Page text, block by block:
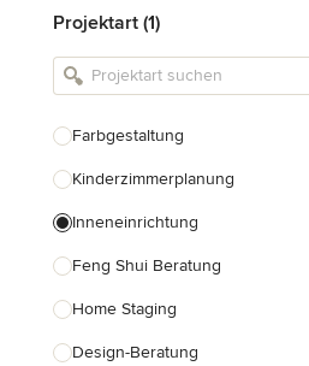
Landschaftsarchitekten
Armaturen & Sanitärbedarf
Einbauschränke
Projektart (1)
Farbgestaltung
Kinderzimmerplanung
Inneneinrichtung
Feng Shui Beratung
Home Staging
Design-Beratung